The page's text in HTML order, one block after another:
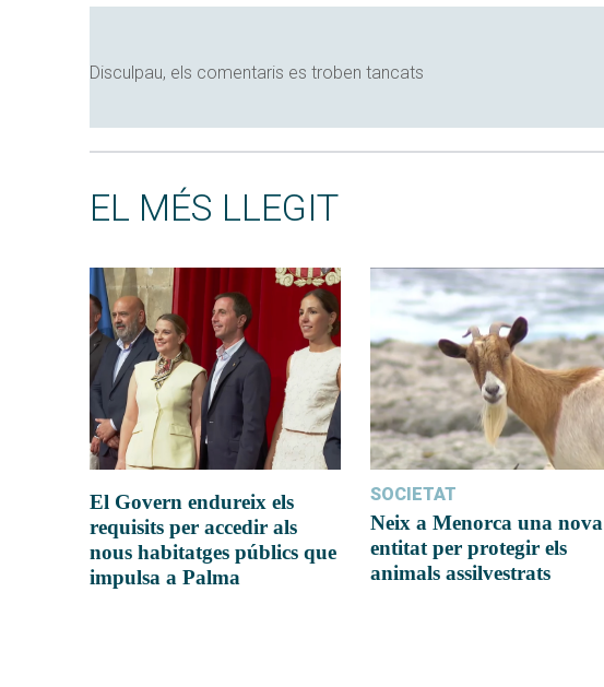
Disculpau, els comentaris es troben tancats
EL MÉS LLEGIT
El Govern endureix els
requisits per accedir als
nous habitatges públics que
impulsa a Palma
SOCIETAT
Neix a Menorca una nova
entitat per protegir els
animals assilvestrats